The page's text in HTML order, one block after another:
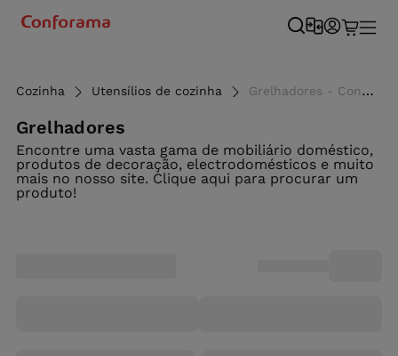
Cozinha Utensílios de cozinha Grelhadores - Conforama
Grelhadores
Encontre uma vasta gama de mobiliário doméstico,
produtos de decoração, electrodomésticos e muito
mais no nosso site. Clique aqui para procurar um
produto!